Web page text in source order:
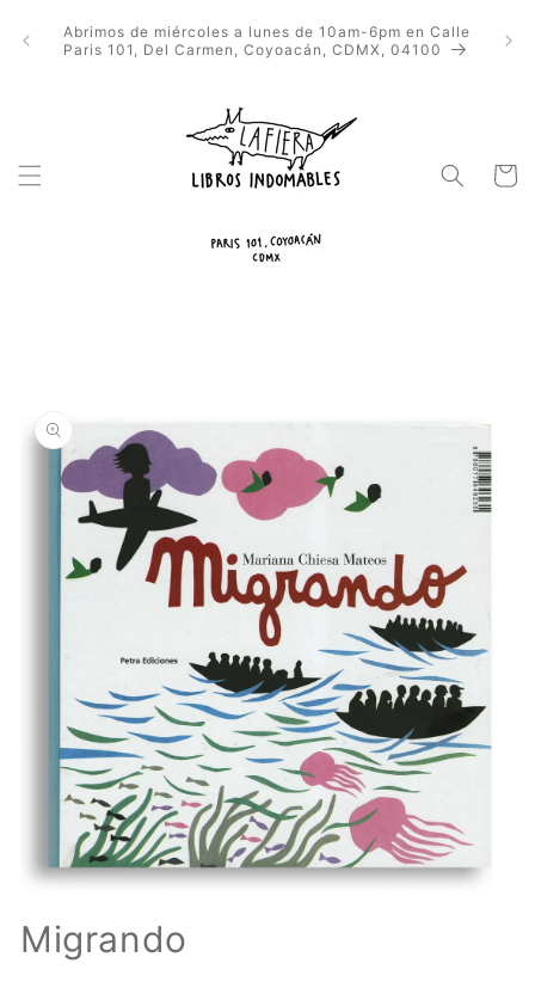
directamente
al contenido
Abrimos de miércoles a lunes de 10am-6pm en Calle
Paris 101, Del Carmen, Coyoacán, CDMX, 04100
Carrito
información
del producto
elemento
multimedia
1Migrando